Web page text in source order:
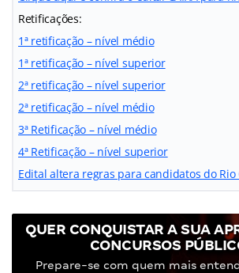
Retificações:
1ª retificação – nível médio
1ª retificação – nível superior
2ª retificação – nível superior
2ª retificação – nível médio
3ª Retificação – nível médio
4ª Retificação – nível superior
Edital altera regras para candidatos do Rio
QUER CONQUISTAR A SUA
CONCURSOS
Prepare-se com quem mais